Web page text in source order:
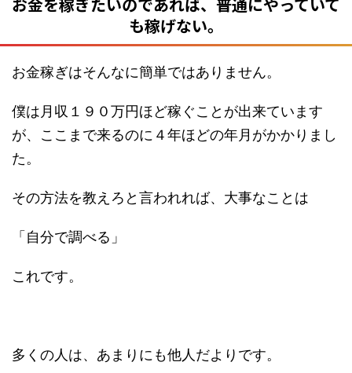
も稼げない。
お金稼ぎはそんなに簡単ではありません。
僕は月収１９０万円ほど稼ぐことが出来ています
が、ここまで来るのに４年ほどの年月がかかりまし
た。
その方法を教えろと言われれば、大事なことは
「自分で調べる」
これです。
多くの人は、あまりにも他人だよりです。